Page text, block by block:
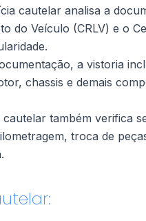
cautelar analisa a
do Veículo (CRLV) e o
a vistoria
chassis e demais
cautelar também verifica
troca de